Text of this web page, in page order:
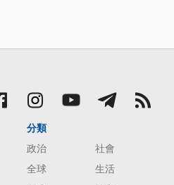
分類
政治
社會
全球
生活